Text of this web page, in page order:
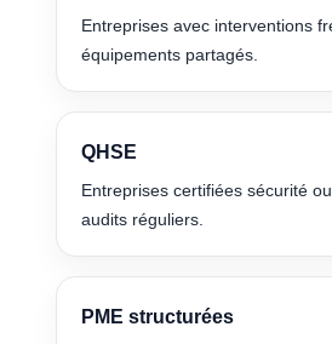
Entreprises avec interventions
équipements partagés.
QHSE
Entreprises certifiées sécurité
audits réguliers.
PME structurées